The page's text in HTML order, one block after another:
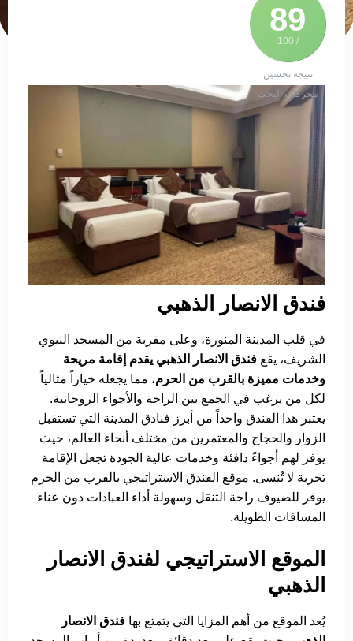
89
/ 100
نتيجة تحسين
محركات البحث
فندق الانصار الذهبي
في قلب المدينة المنورة، وعلى مقربة من المسجد النبوي
الشريف، يقع فندق الانصار الذهبي يقدم إقامة مريحة
وخدمات مميزة بالقرب من الحرم، مما يجعله خياراً مثالياً
لكل من يرغب في الجمع بين الراحة والأجواء الروحانية.
يعتبر هذا الفندق واحداً من أبرز فنادق المدينة التي تستقبل
الزوار والحجاج والمعتمرين من مختلف أنحاء العالم، حيث
يوفر لهم أجواءً دافئة وخدمات عالية الجودة تجعل الإقامة
تجربة لا تُنسى. موقع الفندق الاستراتيجي بالقرب من الحرم
يوفر للضيوف راحة التنقل وسهولة أداء العبادات دون عناء
المسافات الطويلة.
الموقع الاستراتيجي لفندق الانصار
الذهبي
يُعد الموقع من أهم المزايا التي يتمتع بها فندق الانصار